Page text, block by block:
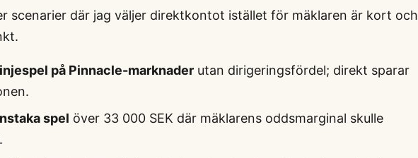
scenarier där jag väljer direktkontot istället för mäklaren är kort och
på Pinnacle-marknader utan dirigeringsfördel; direkt sparar
spel över 33 000 SEK där mäklarens oddsmarginal skulle